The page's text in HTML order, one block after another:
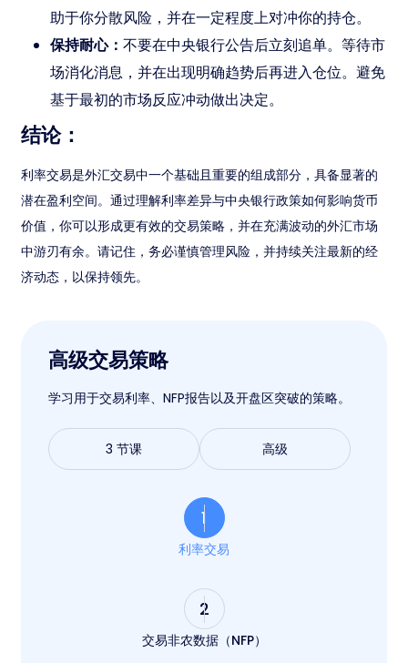
助于你分散风险，并在一定程度上对冲你的持仓。
保持耐心：不要在中央银行公告后立刻追单。等待市
场消化消息，并在出现明确趋势后再进入仓位。避免
基于最初的市场反应冲动做出决定。
结论：
利率交易是外汇交易中一个基础且重要的组成部分，具备显著的
潜在盈利空间。通过理解利率差异与中央银行政策如何影响货币
价值，你可以形成更有效的交易策略，并在充满波动的外汇市场
中游刃有余。请记住，务必谨慎管理风险，并持续关注最新的经
济动态，以保持领先。
高级交易策略
学习用于交易利率、NFP报告以及开盘区突破的策略。
3 节课 高级
1
利率交易
2
交易非农数据（NFP）